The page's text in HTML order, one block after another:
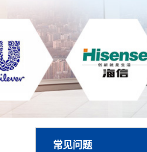
常见问题